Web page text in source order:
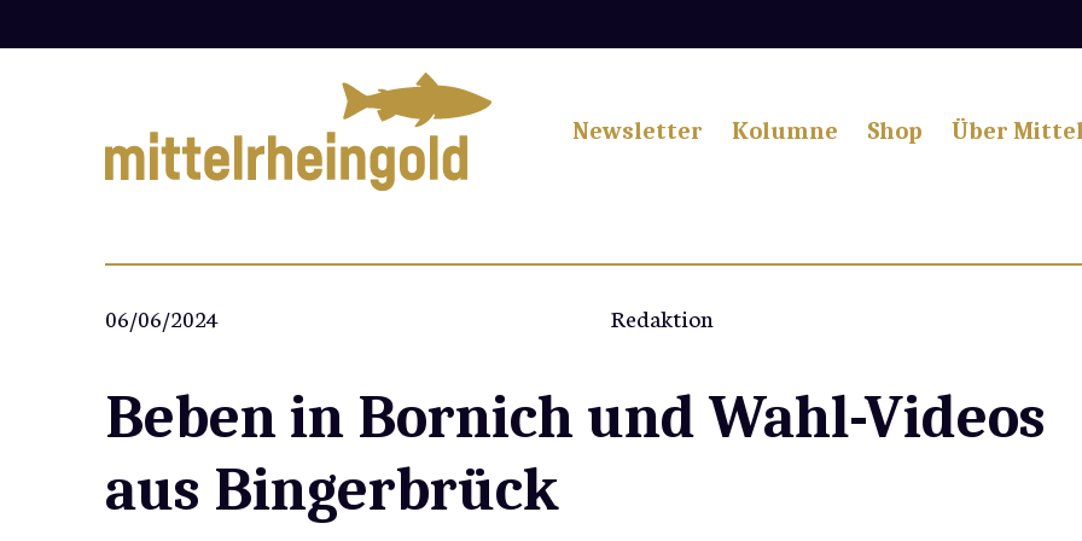
Newsletter Kolumne Shop Über
06/06/2024 Redaktion
Beben in Bornich und Wahl-Videos
aus Bingerbrück